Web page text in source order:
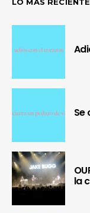
Se
la